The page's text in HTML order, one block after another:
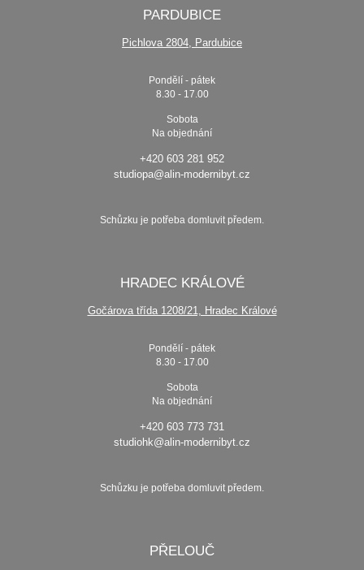
PARDUBICE
Pichlova 2804, Pardubice
Pondělí - pátek
8.30 - 17.00
Sobota
Na objednání
+420 603 281 952
studiopa@alin-modernibyt.cz
Schůzku je potřeba domluvit předem.
HRADEC KRÁLOVÉ
Gočárova třída 1208/21, Hradec Králové
Pondělí - pátek
8.30 - 17.00
Sobota
Na objednání
+420 603 773 731
studiohk@alin-modernibyt.cz
Schůzku je potřeba domluvit předem.
PŘELOUČ